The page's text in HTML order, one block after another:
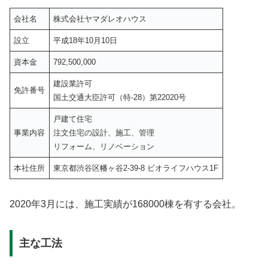
会社名 株式会社ヤマダレオハウス
設立 平成18年10月10日
資本金 792,500,000
免許番号
建設業許可
国土交通大臣許可（特-28）第22020号
事業内容
戸建て住宅
注文住宅の設計、施工、管理
リフォーム、リノベーション
本社住所 東京都渋谷区幡ヶ谷2-39-8 ビオライフハウス1F
2020年3月には、施工実績が168000棟を有する会社。
主な工法